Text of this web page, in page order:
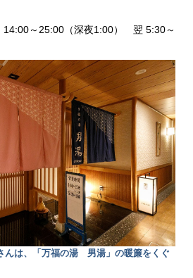
14:00～25:00（深夜1:00） 翌 5:30～
んは、「万福の湯 男湯」の暖簾をくぐ